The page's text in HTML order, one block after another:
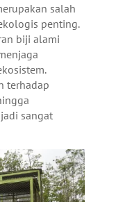
salah
penting.
biji alami
terhadap
sangat